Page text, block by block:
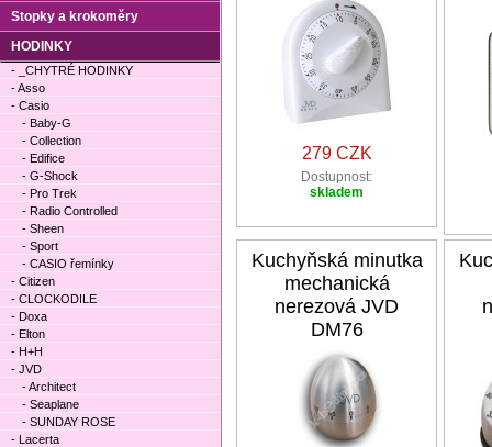
279 CZK
Dostupnost:
skladem
Kuchyňská minutka
mechanická
nerezová JVD
DM76
Stopky a krokoměry
HODINKY
- _CHYTRÉ HODINKY
- Asso
- Casio
- Baby-G
- Collection
- Edifice
- G-Shock
- Pro Trek
- Radio Controlled
- Sheen
- Sport
- CASIO řemínky
- Citizen
- CLOCKODILE
- Doxa
- Elton
- H+H
- JVD
- Architect
- Seaplane
- SUNDAY ROSE
- Lacerta